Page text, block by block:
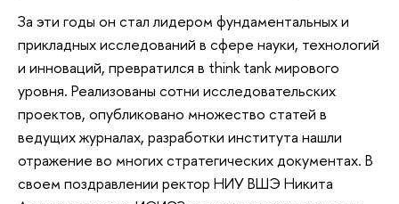
За эти годы он стал лидером фундаментальных и
прикладных исследований в сфере науки, технологий
и инноваций, превратился в think tank мирового
уровня. Реализованы сотни исследовательских
проектов, опубликовано множество статей в
ведущих журналах, разработки института нашли
отражение во многих стратегических документах. В
своем поздравлении ректор НИУ ВШЭ Никита